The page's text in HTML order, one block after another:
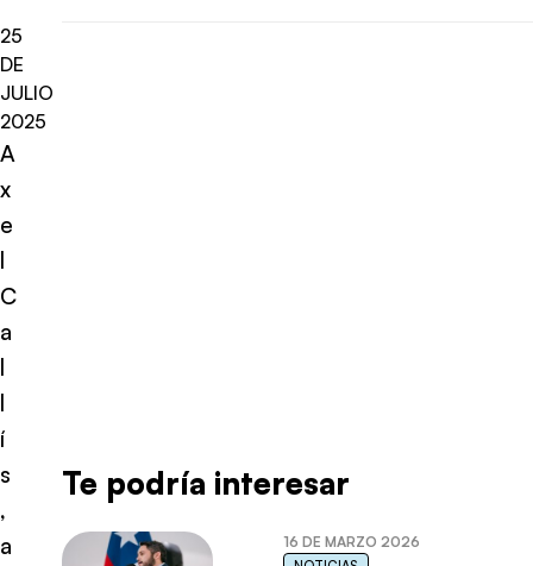
25
DE
JULIO
2025
A
x
e
l
C
a
l
l
í
s
,
a
Te podría interesar
16 DE MARZO 2026